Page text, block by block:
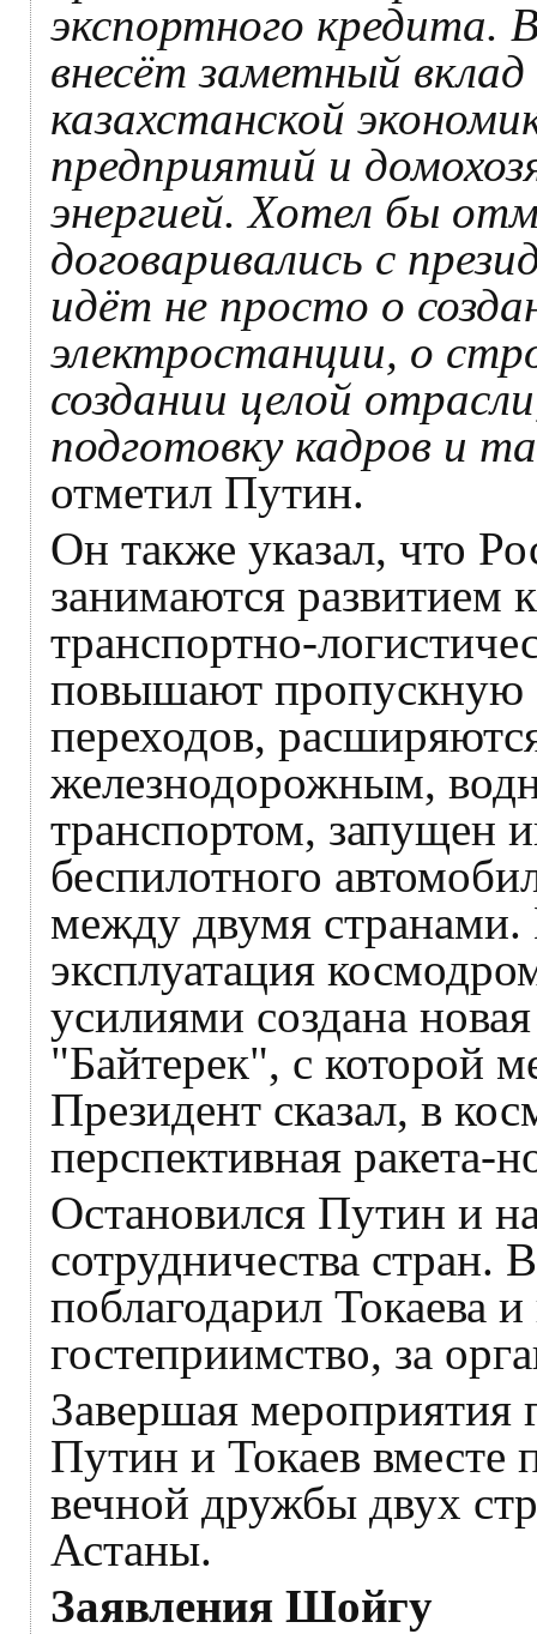
экспортного кредита.
внесёт заметный вклад
казахстанской
предприятий и
энергией. Хотел бы
договаривались с
идёт не просто о
электростанции, о
создании целой
подготовку кадров и
отметил Путин.
Он также указал, что
занимаются развитием
транспортно-
повышают пропускную
переходов,
железнодорожным,
транспортом, запущен
беспилотного
между двумя странами.
эксплуатация
усилиями создана
"Байтерек", с которой
Президент сказал, в
перспективная ракета-
Остановился Путин и
сотрудничества стран.
поблагодарил Токаева и
гостеприимство, за
Завершая мероприятия
Путин и Токаев вместе
вечной дружбы двух
Астаны.
Заявления Шойгу